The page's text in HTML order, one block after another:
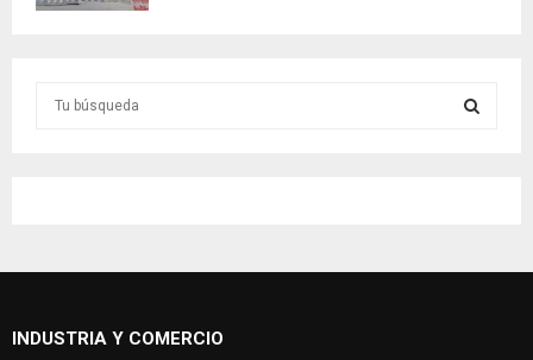
o
INDUSTRIA Y COMERCIO